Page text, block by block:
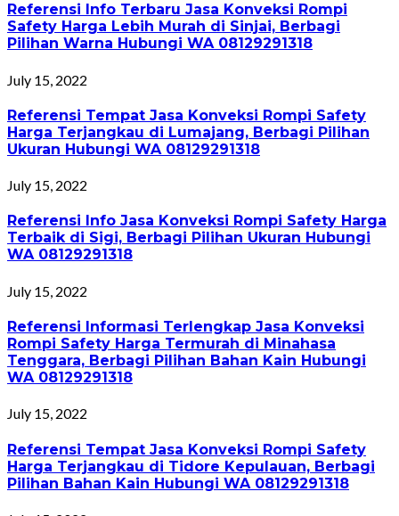
Referensi Info Terbaru Jasa Konveksi Rompi
Safety Harga Lebih Murah di Sinjai, Berbagi
Pilihan Warna Hubungi WA 08129291318
July 15, 2022
Referensi Tempat Jasa Konveksi Rompi Safety
Harga Terjangkau di Lumajang, Berbagi Pilihan
Ukuran Hubungi WA 08129291318
July 15, 2022
Referensi Info Jasa Konveksi Rompi Safety Harga
Terbaik di Sigi, Berbagi Pilihan Ukuran Hubungi
WA 08129291318
July 15, 2022
Referensi Informasi Terlengkap Jasa Konveksi
Rompi Safety Harga Termurah di Minahasa
Tenggara, Berbagi Pilihan Bahan Kain Hubungi
WA 08129291318
July 15, 2022
Referensi Tempat Jasa Konveksi Rompi Safety
Harga Terjangkau di Tidore Kepulauan, Berbagi
Pilihan Bahan Kain Hubungi WA 08129291318